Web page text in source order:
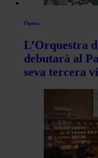
Òpera
L’Orquestra
debutarà al
seva tercera